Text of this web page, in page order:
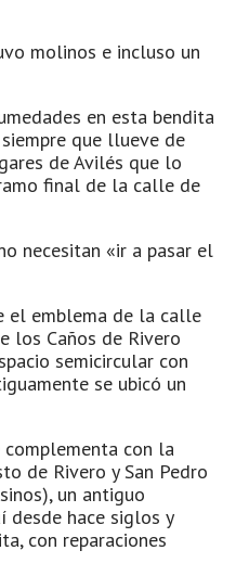
molinos e incluso un
en esta bendita
que llueve de
de Avilés que lo
final de la calle de
necesitan «ir a pasar el
el emblema de la calle
los Caños de Rivero
semicircular con
se ubicó un
con la
de Rivero y San Pedro
un antiguo
desde hace siglos y
con reparaciones